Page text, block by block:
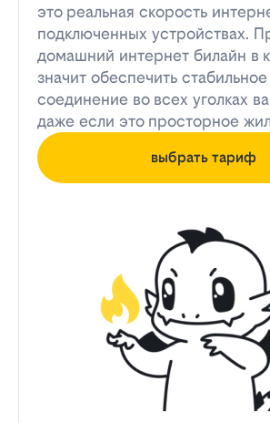
это реальная скорость
подключенных устройствах.
домашний интернет билайн в
значит обеспечить
соединение во всех уголках
даже если это просторное
выбрать тариф